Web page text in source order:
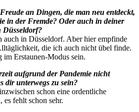
an Dingen, die man neu entdeckt,
in der Fremde? Oder auch in deiner
Düsseldorf?
auch in Düsseldorf. Aber hier empfinde
die ich auch nicht übel finde.
Erstaunen-Modus sein.
aufgrund der Pandemie nicht
dir unterwegs zu sein?
schon eine ordentliche
es fehlt schon sehr.